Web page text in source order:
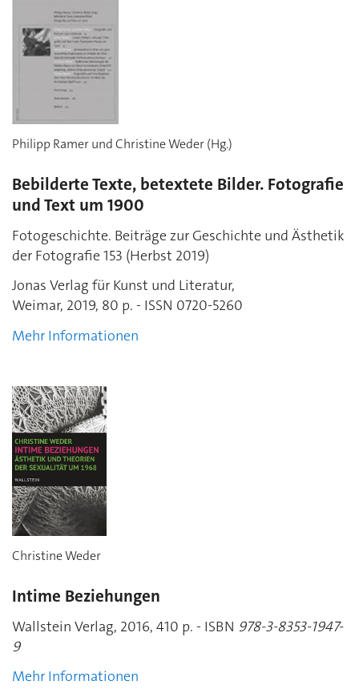
Philipp Ramer und Christine Weder (Hg.)
Bebilderte Texte, betextete Bilder. Fotografie
und Text um 1900
Fotogeschichte. Beiträge zur Geschichte und Ästhetik
der Fotografie 153 (Herbst 2019)
Jonas Verlag für Kunst und Literatur,
Weimar, 2019, 80 p. - ISSN 0720-5260
Mehr Informationen
Christine Weder
Intime Beziehungen
Wallstein Verlag, 2016, 410 p. - ISBN 978-3-8353-1947-
9
Mehr Informationen